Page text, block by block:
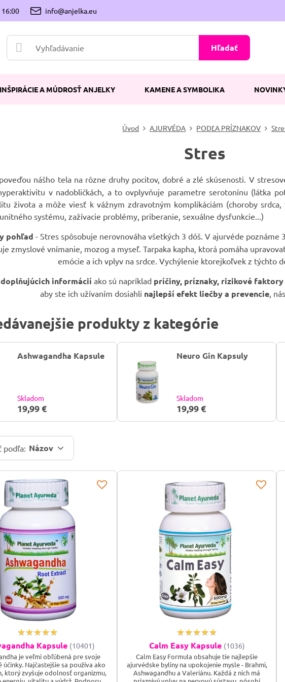
16:00 info@anjelka.eu
Hľadať
INŠPIRÁCIE A MÚDROSŤ ANJELKY KAMENE A SYMBOLIKA
Úvod AJURVÉDA PODĽA PRÍZNAKOV
Stres
nášho tela na rôzne druhy pocitov, dobré a zlé skúsenosti. V
v nadobličkách, a to ovplyvňuje parametre serotonínu (látka
života a môže viesť k vážnym zdravotným komplikáciám (choroby
systému, zažívacie problémy, priberanie, sexuálne dysfunkcie...)
pohľad - Stres spôsobuje nerovnováha všetkých 3 dóš. V ajurvéde
zmyslové vnímanie, mozog a myseľ. Tarpaka kapha, ktorá pomáha
emócie a ich vplyv na srdce. Vychýlenie ktorejkoľvek z týchto
informácií ako sú napríklad príčiny, príznaky, rizikové faktory
aby ste ich užívaním dosiahli najlepší efekt liečby a prevencie,
produkty z kategórie
Ashwagandha Kapsule
Skladom
19,99 €
Neuro Gin Kapsuly
Skladom
19,99 €
podľa: Názov
Kapsule (10401)
je veľmi obľúbená pre svoje
účinky. Najčastejšie sa používa ako
ktorý zvyšuje odolnosť organizmu,
Calm Easy Kapsule (1036)
Calm Easy Formula obsahuje tie najlepšie
ajurvédske byliny na upokojenie mysle - Brahmi,
Ashwagandhu a Valeriánu. Každá z nich má